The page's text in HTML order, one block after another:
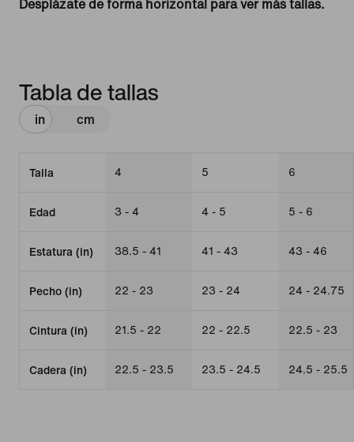
Desplázate de forma horizontal para ver más tallas.
Tabla de tallas
in cm
Talla 4 5 6
Edad 3 - 4 4 - 5 5 - 6
Estatura (in) 38.5 - 41 41 - 43 43 - 46
Pecho (in) 22 - 23 23 - 24 24 - 24.75
Cintura (in) 21.5 - 22 22 - 22.5 22.5 - 23
Cadera (in) 22.5 - 23.5 23.5 - 24.5 24.5 - 25.5